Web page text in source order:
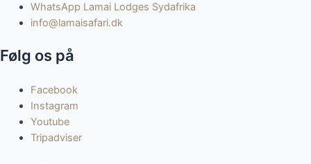
WhatsApp Lamai Lodges Sydafrika
info@lamaisafari.dk
Følg os på
Facebook
Instagram
Youtube
Tripadviser